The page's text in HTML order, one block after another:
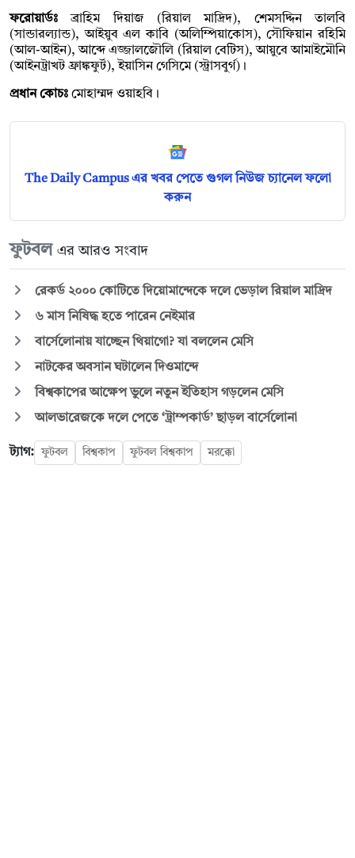
ফরোয়ার্ডঃ ব্রাহিম দিয়াজ (রিয়াল মাদ্রিদ), শেমসদ্দিন তালবি
(সান্ডারল্যান্ড), আইয়ুব এল কাবি (অলিম্পিয়াকোস), সৌফিয়ান রহিমি
(আল-আইন), আব্দে এজ্জালজৌলি (রিয়াল বেটিস), আয়ুবে আমাইমৌনি
(আইনট্রাখট ফ্রাঙ্কফুর্ট), ইয়াসিন গেসিমে (স্ট্রাসবুর্গ)।
প্রধান কোচঃ মোহাম্মদ ওয়াহবি।
The Daily Campus এর খবর পেতে গুগল নিউজ চ্যানেল ফলো
করুন
ফুটবল এর আরও সংবাদ
রেকর্ড ২০০০ কোটিতে দিয়োমান্দেকে দলে ভেড়াল রিয়াল মাদ্রিদ
৬ মাস নিষিদ্ধ হতে পারেন নেইমার
বার্সেলোনায় যাচ্ছেন থিয়াগো? যা বললেন মেসি
নাটকের অবসান ঘটালেন দিওমান্দে
বিশ্বকাপের আক্ষেপ ভুলে নতুন ইতিহাস গড়লেন মেসি
আলভারেজকে দলে পেতে ‘ট্রাম্পকার্ড’ ছাড়ল বার্সেলোনা
ট্যাগ: ফুটবল বিশ্বকাপ ফুটবল বিশ্বকাপ মরক্কো